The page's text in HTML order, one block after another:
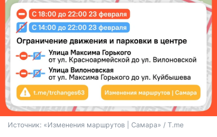
Источник: «Изменения маршрутов | Самара» / T.me